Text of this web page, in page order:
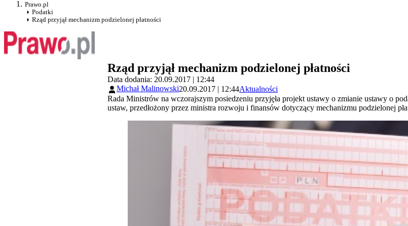
Prawo.pl
Podatki
Rząd przyjął mechanizm podzielonej płatności
Rząd przyjął mechanizm podzielonej płatności
Data dodania: 20.09.2017 | 12:44
Michał Malinowski20.09.2017 | 12:44Aktualności
Rada Ministrów na wczorajszym posiedzeniu przyjęła projekt ustawy o zmianie ustawy o
ustaw, przedłożony przez ministra rozwoju i finansów dotyczący mechanizmu podzielonej